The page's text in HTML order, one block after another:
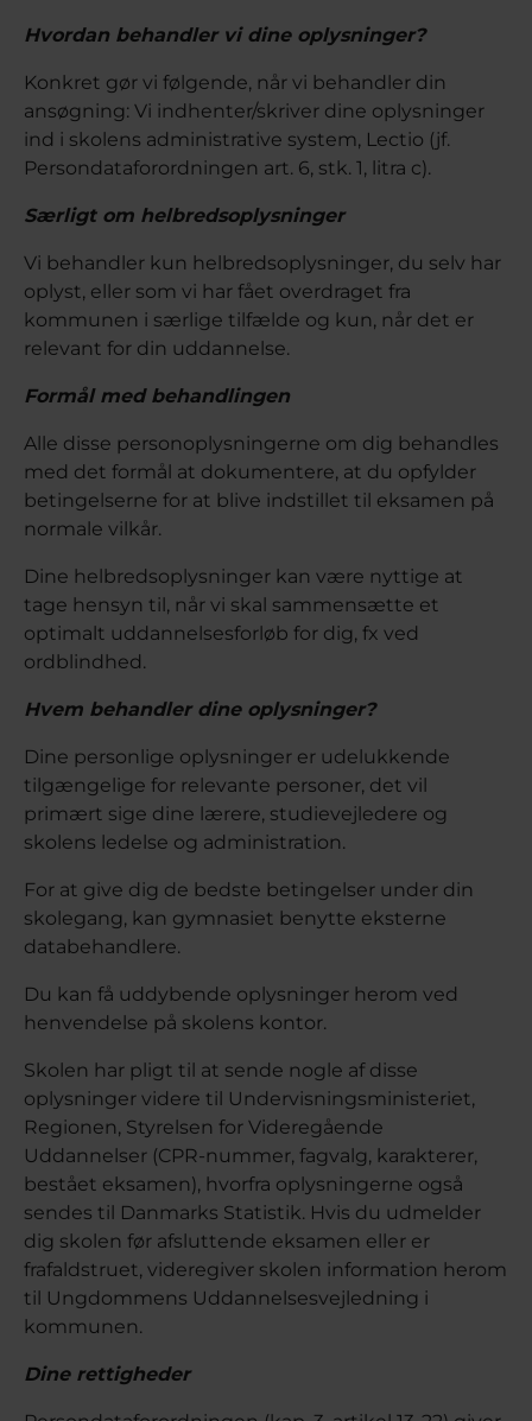
Hvordan behandler vi dine oplysninger?
Konkret gør vi følgende, når vi behandler din
ansøgning: Vi indhenter/skriver dine oplysninger
ind i skolens administrative system, Lectio (jf.
Persondataforordningen art. 6, stk. 1, litra c).
Særligt om helbredsoplysninger
Vi behandler kun helbredsoplysninger, du selv har
oplyst, eller som vi har fået overdraget fra
kommunen i særlige tilfælde og kun, når det er
relevant for din uddannelse.
Formål med behandlingen
Alle disse personoplysningerne om dig behandles
med det formål at dokumentere, at du opfylder
betingelserne for at blive indstillet til eksamen på
normale vilkår.
Dine helbredsoplysninger kan være nyttige at
tage hensyn til, når vi skal sammensætte et
optimalt uddannelsesforløb for dig, fx ved
ordblindhed.
Hvem behandler dine oplysninger?
Dine personlige oplysninger er udelukkende
tilgængelige for relevante personer, det vil
primært sige dine lærere, studievejledere og
skolens ledelse og administration.
For at give dig de bedste betingelser under din
skolegang, kan gymnasiet benytte eksterne
databehandlere.
Du kan få uddybende oplysninger herom ved
henvendelse på skolens kontor.
Skolen har pligt til at sende nogle af disse
oplysninger videre til Undervisningsministeriet,
Regionen, Styrelsen for Videregående
Uddannelser (CPR-nummer, fagvalg, karakterer,
bestået eksamen), hvorfra oplysningerne også
sendes til Danmarks Statistik. Hvis du udmelder
dig skolen før afsluttende eksamen eller er
frafaldstruet, videregiver skolen information herom
til Ungdommens Uddannelsesvejledning i
kommunen.
Dine rettigheder